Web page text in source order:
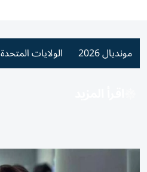
مونديال 2026 الولايات المتحدة